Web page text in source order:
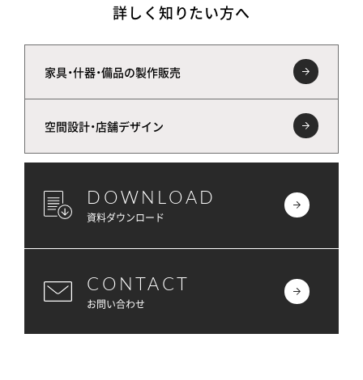
詳しく知りたい方へ
家具・什器・備品の製作販売
空間設計・店舗デザイン
DOWNLOAD
資料ダウンロード
CONTACT
お問い合わせ